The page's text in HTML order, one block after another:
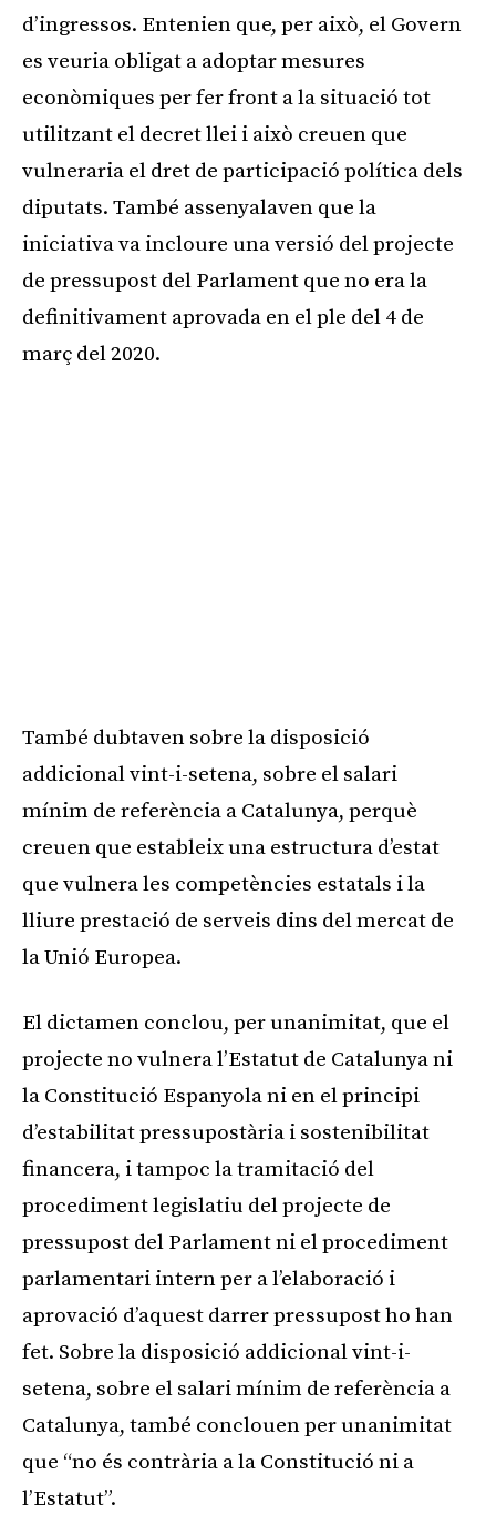
d’ingressos. Entenien que, per això, el Govern
es veuria obligat a adoptar mesures
econòmiques per fer front a la situació tot
utilitzant el decret llei i això creuen que
vulneraria el dret de participació política dels
diputats. També assenyalaven que la
iniciativa va incloure una versió del projecte
de pressupost del Parlament que no era la
definitivament aprovada en el ple del 4 de
març del 2020.
També dubtaven sobre la disposició
addicional vint-i-setena, sobre el salari
mínim de referència a Catalunya, perquè
creuen que estableix una estructura d’estat
que vulnera les competències estatals i la
lliure prestació de serveis dins del mercat de
la Unió Europea.
El dictamen conclou, per unanimitat, que el
projecte no vulnera l’Estatut de Catalunya ni
la Constitució Espanyola ni en el principi
d’estabilitat pressupostària i sostenibilitat
financera, i tampoc la tramitació del
procediment legislatiu del projecte de
pressupost del Parlament ni el procediment
parlamentari intern per a l’elaboració i
aprovació d’aquest darrer pressupost ho han
fet. Sobre la disposició addicional vint-i-
setena, sobre el salari mínim de referència a
Catalunya, també conclouen per unanimitat
que “no és contrària a la Constitució ni a
l’Estatut”.